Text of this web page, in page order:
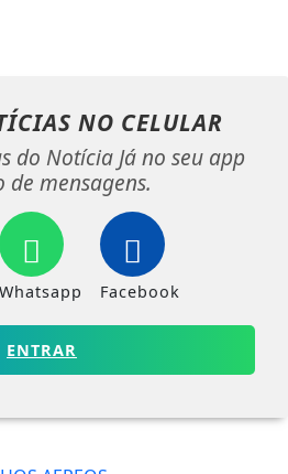
NO CELULAR
do Notícia Já no seu app
de mensagens.
Whatsapp Facebook
ENTRAR